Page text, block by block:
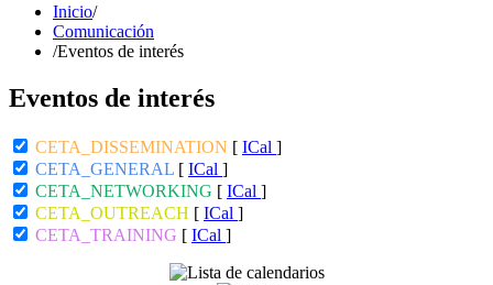
Inicio/
Comunicación
/Eventos de interés
Eventos de interés
CETA_DISSEMINATION [ ICal ]
CETA_GENERAL [ ICal ]
CETA_NETWORKING [ ICal ]
CETA_OUTREACH [ ICal ]
CETA_TRAINING [ ICal ]